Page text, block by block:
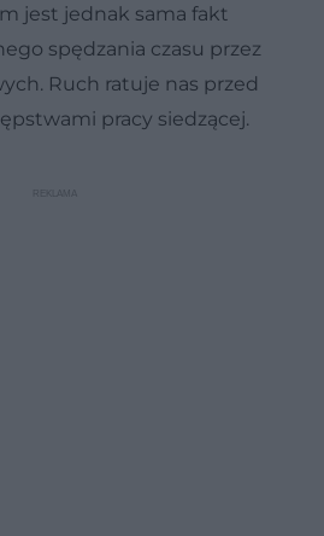
jest jednak sama fakt
spędzania czasu przez
Ruch ratuje nas przed
pracy siedzącej.